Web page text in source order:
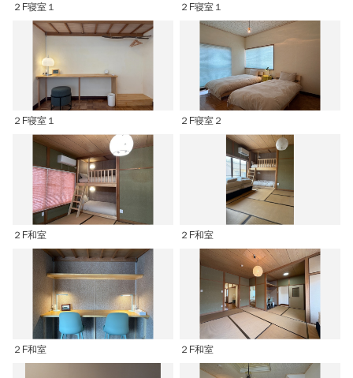
２F寝室１ ２F寝室１
２F寝室１ ２F寝室２
２F和室 ２F和室
２F和室 ２F和室